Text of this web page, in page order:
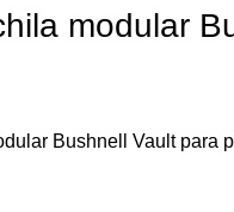
modular
Bushnell Vault para